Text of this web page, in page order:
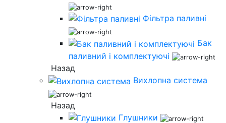
Фільтра паливні
Бак
паливний і комплектуючі
Назад
Вихлопна система
Назад
Глушники